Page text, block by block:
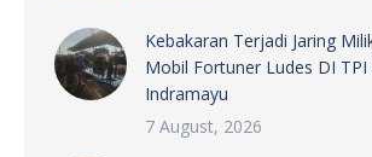
Kebakaran Terjadi Jaring
Mobil Fortuner Ludes DI
Indramayu
7 August, 2026